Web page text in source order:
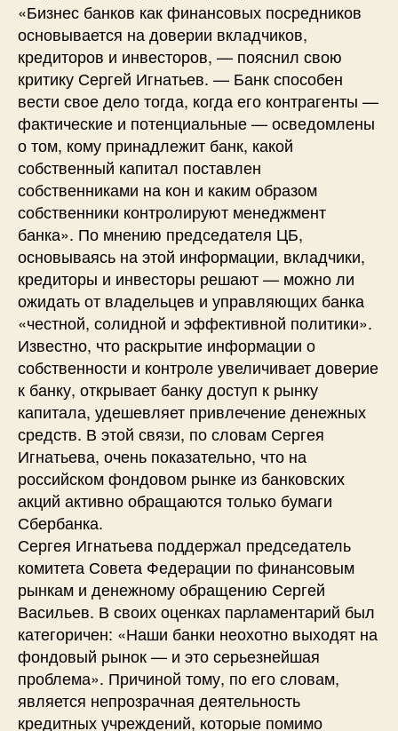
«Бизнес банков как финансовых посредников
основывается на доверии вкладчиков,
кредиторов и инвесторов, — пояснил свою
критику Сергей Игнатьев. — Банк способен
вести свое дело тогда, когда его контрагенты —
фактические и потенциальные — осведомлены
о том, кому принадлежит банк, какой
собственный капитал поставлен
собственниками на кон и каким образом
собственники контролируют менеджмент
банка». По мнению председателя ЦБ,
основываясь на этой информации, вкладчики,
кредиторы и инвесторы решают — можно ли
ожидать от владельцев и управляющих банка
«честной, солидной и эффективной политики».
Известно, что раскрытие информации о
собственности и контроле увеличивает доверие
к банку, открывает банку доступ к рынку
капитала, удешевляет привлечение денежных
средств. В этой связи, по словам Сергея
Игнатьева, очень показательно, что на
российском фондовом рынке из банковских
акций активно обращаются только бумаги
Сбербанка.
Сергея Игнатьева поддержал председатель
комитета Совета Федерации по финансовым
рынкам и денежному обращению Сергей
Васильев. В своих оценках парламентарий был
категоричен: «Наши банки неохотно выходят на
фондовый рынок — и это серьезнейшая
проблема». Причиной тому, по его словам,
является непрозрачная деятельность
кредитных учреждений, которые помимо